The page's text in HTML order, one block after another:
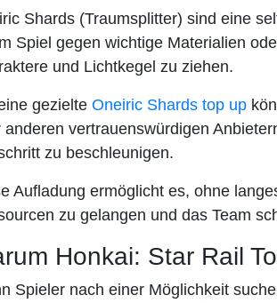
Shards (Traumsplitter) sind eine
Spiel gegen wichtige Materialien
und Lichtkegel zu ziehen.
gezielte Oneiric Shards top up
anderen vertrauenswürdigen
zu beschleunigen.
Aufladung ermöglicht es, ohne
zu gelangen und das Team
Honkai: Star Rail
Spieler nach einer Möglichkeit